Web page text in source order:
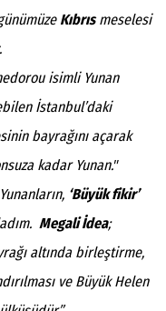
Kıbrısmeselesi
isimli Yunan
İstanbul’daki
bayrağını açarak
kadar Yunan."
‘Büyük fikir’
Megali İdea;
altında birleştirme,
ve Büyük Helen